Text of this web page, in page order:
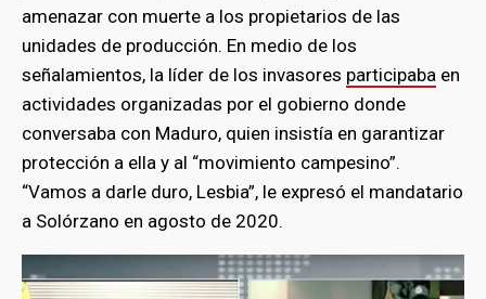
amenazar con muerte a los propietarios de las
unidades de producción. En medio de los
señalamientos, la líder de los invasores participaba en
actividades organizadas por el gobierno donde
conversaba con Maduro, quien insistía en garantizar
protección a ella y al “movimiento campesino”.
“Vamos a darle duro, Lesbia”, le expresó el mandatario
a Solórzano en agosto de 2020.